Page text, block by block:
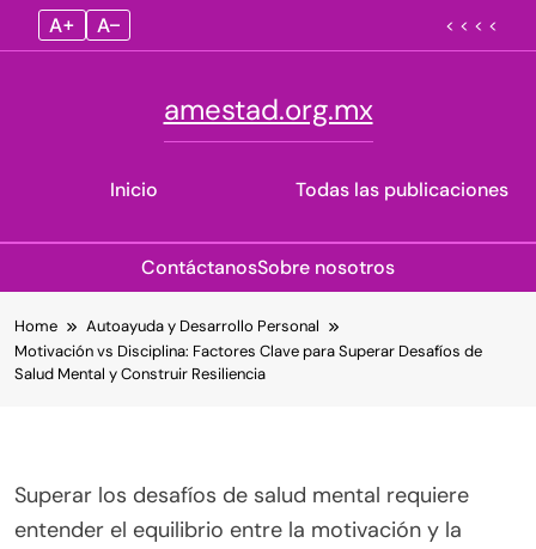
A+ A– < < < <
Inicio
amestad.org.mx
Todas las publicaciones
ContáctanosSobre nosotros
to
content
Home
Autoayuda y Desarrollo Personal
Motivación vs Disciplina: Factores Clave para Superar Desafíos de
Salud Mental y Construir Resiliencia
Superar los desafíos de salud mental requiere
entender el equilibrio entre la motivación y la